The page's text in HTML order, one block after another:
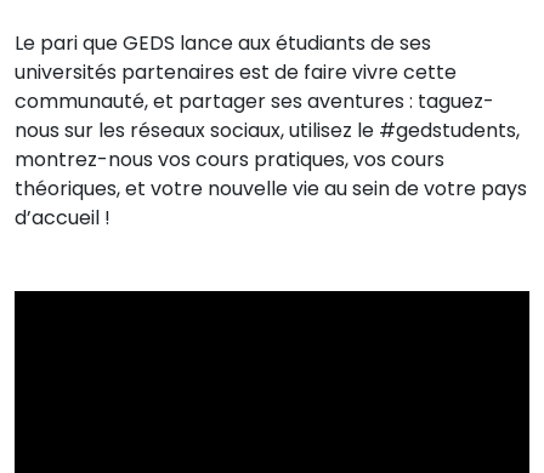
Le pari que GEDS lance aux étudiants de ses
universités partenaires est de faire vivre cette
communauté, et partager ses aventures : taguez-
nous sur les réseaux sociaux, utilisez le #gedstudents,
montrez-nous vos cours pratiques, vos cours
théoriques, et votre nouvelle vie au sein de votre pays
d’accueil !